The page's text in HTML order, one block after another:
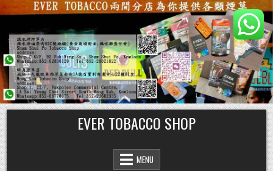
Skip
to
content
EVER TOBACCO SHOP
MENU